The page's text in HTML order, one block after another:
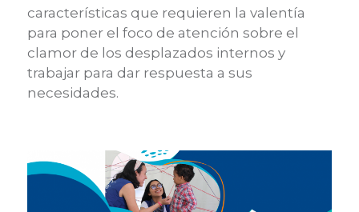
características que requieren la valentía
para poner el foco de atención sobre el
clamor de los desplazados internos y
trabajar para dar respuesta a sus
necesidades.